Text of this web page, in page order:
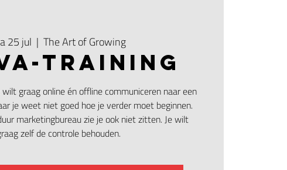
25 jul
  |
The Art of Growing
TRAINING
graag online én offline communiceren naar een
je weet niet goed hoe je verder moet beginnen.
marketingbureau zie je ook niet zitten. Je wilt
zelf de controle behouden.